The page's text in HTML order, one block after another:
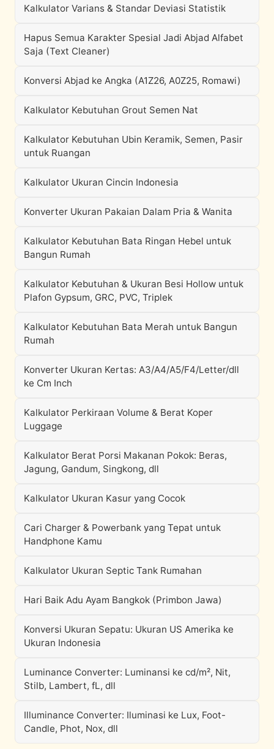
Kalkulator Varians & Standar Deviasi Statistik
Hapus Semua Karakter Spesial Jadi Abjad Alfabet
Saja (Text Cleaner)
Konversi Abjad ke Angka (A1Z26, A0Z25, Romawi)
Kalkulator Kebutuhan Grout Semen Nat
Kalkulator Kebutuhan Ubin Keramik, Semen, Pasir
untuk Ruangan
Kalkulator Ukuran Cincin Indonesia
Konverter Ukuran Pakaian Dalam Pria & Wanita
Kalkulator Kebutuhan Bata Ringan Hebel untuk
Bangun Rumah
Kalkulator Kebutuhan & Ukuran Besi Hollow untuk
Plafon Gypsum, GRC, PVC, Triplek
Kalkulator Kebutuhan Bata Merah untuk Bangun
Rumah
Konverter Ukuran Kertas: A3/A4/A5/F4/Letter/dll
ke Cm Inch
Kalkulator Perkiraan Volume & Berat Koper
Luggage
Kalkulator Berat Porsi Makanan Pokok: Beras,
Jagung, Gandum, Singkong, dll
Kalkulator Ukuran Kasur yang Cocok
Cari Charger & Powerbank yang Tepat untuk
Handphone Kamu
Kalkulator Ukuran Septic Tank Rumahan
Hari Baik Adu Ayam Bangkok (Primbon Jawa)
Konversi Ukuran Sepatu: Ukuran US Amerika ke
Ukuran Indonesia
Luminance Converter: Luminansi ke cd/m², Nit,
Stilb, Lambert, fL, dll
Illuminance Converter: Iluminasi ke Lux, Foot-
Candle, Phot, Nox, dll